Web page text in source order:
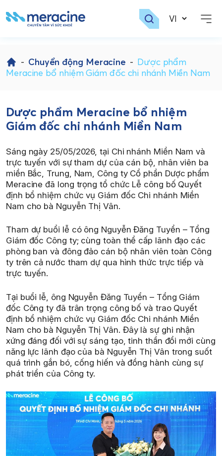
to
content
- Chuyển động Meracine - Dược phẩm
Meracine bổ nhiệm Giám đốc chi nhánh Miền Nam
Dược phẩm Meracine bổ nhiệm
Giám đốc chi nhánh Miền Nam
Sáng ngày 25/05/2026, tại Chi nhánh Miền Nam và
trực tuyến với sự tham dự của cán bộ, nhân viên ba
miền Bắc, Trung, Nam, Công ty Cổ phần Dược phẩm
Meracine đã long trọng tổ chức Lễ công bố Quyết
định bổ nhiệm chức vụ Giám đốc Chi nhánh Miền
Nam cho bà Nguyễn Thị Vân.
Tham dự buổi lễ có ông Nguyễn Đăng Tuyển – Tổng
Giám đốc Công ty; cùng toàn thể cấp lãnh đạo các
phòng ban và đông đảo cán bộ nhân viên toàn Công
ty trên cả nước tham dự qua hình thức trực tiếp và
trực tuyến.
Tại buổi lễ, ông Nguyễn Đăng Tuyển – Tổng Giám
đốc Công ty đã trân trọng công bố và trao Quyết
định bổ nhiệm chức vụ Giám đốc Chi nhánh Miền
Nam cho bà Nguyễn Thị Vân. Đây là sự ghi nhận
xứng đáng đối với sự sáng tạo, tinh thần đổi mới cùng
năng lực lãnh đạo của bà Nguyễn Thị Vân trong suốt
quá trình gắn bó, cống hiến và đồng hành cùng sự
phát triển của Công ty.